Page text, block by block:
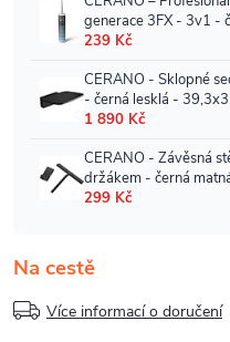
Na cestě
Více informací o doručení